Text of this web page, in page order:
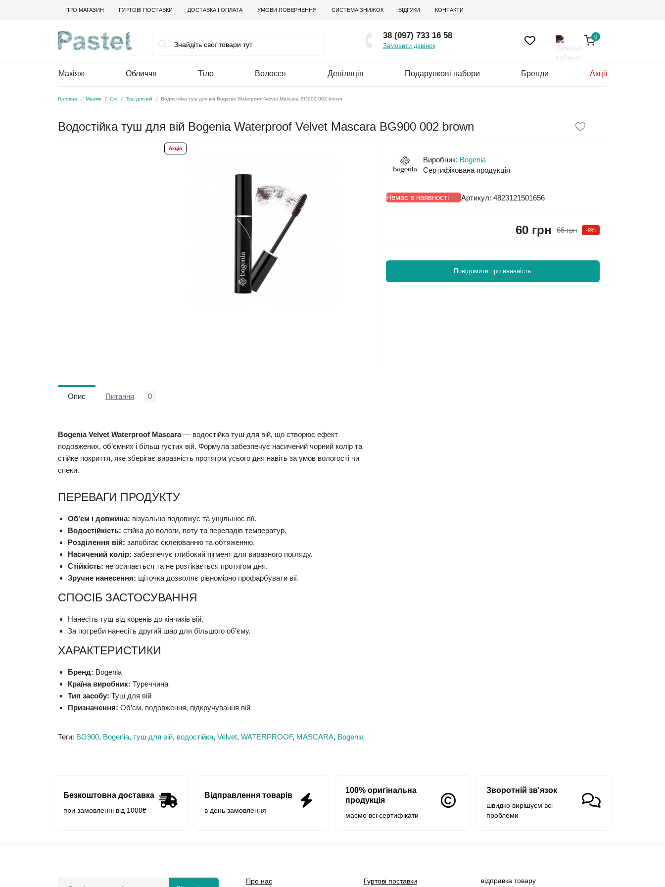
ПРО МАГАЗИН ГУРТОВІ ПОСТАВКИ ДОСТАВКА І ОПЛАТА УМОВИ ПОВЕРНЕННЯ СИСТЕМА ЗНИЖОК ВІДГУКИ КОНТАКТИ
38 (097) 733 16 58
Замовити дзвінок
0
Макіяж Обличчя Тіло Волосся Депіляція Подарункові набори Бренди Акції
Головна Макіяж Очі Туш для вій Водостійка туш для вій Bogenia Waterproof Velvet Mascara BG900 002 brown
Водостійка туш для вій Bogenia Waterproof Velvet Mascara BG900 002 brown
Акція
Виробник: Bogenia
Сертифікована продукція
Немає в наявності Артикул: 4823121501656
66 грн -9%
60 грн
Повідомити про наявність
Опис Питання 0
Bogenia Velvet Waterproof Mascara— водостійка туш для вій, що створює ефект
подовжених, об’ємних і більш густих вій. Формула забезпечує насичений чорний колір та
стійке покриття, яке зберігає виразність протягом усього дня навіть за умов вологості чи
спеки.
ПЕРЕВАГИ ПРОДУКТУ
Об’єм і довжина: візуально подовжує та ущільнює вії.
Водостійкість: стійка до вологи, поту та перепадів температур.
Розділення вій: запобігає склеюванню та обтяженню.
Насичений колір: забезпечує глибокий пігмент для виразного погляду.
Стійкість: не осипається та не розтікається протягом дня.
Зручне нанесення: щіточка дозволяє рівномірно профарбувати вії.
СПОСІБ ЗАСТОСУВАННЯ
Нанесіть туш від коренів до кінчиків вій.
За потреби нанесіть другий шар для більшого об’єму.
ХАРАКТЕРИСТИКИ
Бренд: Bogenia
Країна виробник: Туреччина
Тип засобу: Туш для вій
Призначення: Об’єм, подовження, підкручування вій
Теги: BG900, Bogenia, туш для вій, водостійка, Velvet, WATERPROOF, MASCARA, Bogenia
Безкоштовна доставка
при замовленні від 1000₴
Відправлення товарів
в день замовлення
100% оригінальна
продукція
маємо всі сертифікати
Зворотній зв'язок
швидко вирішуєм всі
проблеми
Про нас Гуртові поставки
відправка товару